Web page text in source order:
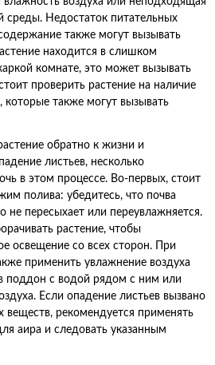
Недостаток питательных
также могут вызывать
находится в слишком
комнате, это может вызывать
проверить растение на наличие
которые также могут вызывать
обратно к жизни и
листьев, несколько
в этом процессе. Во-первых, стоит
полива: убедитесь, что почва
не пересыхает или переувлажняется.
растение, чтобы
освещение со всех сторон. При
применить увлажнение воздуха
поддон с водой рядом с ним или
Если опадение листьев вызвано
веществ, рекомендуется применять
аира и следовать указанным